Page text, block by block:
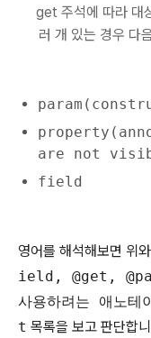
get 주석에 따라 대
러 개 있는 경우 다
are not
field
영어를 해석해보면 위
ield, @get,
사용하려는 애노
t 목록을 보고 판단합